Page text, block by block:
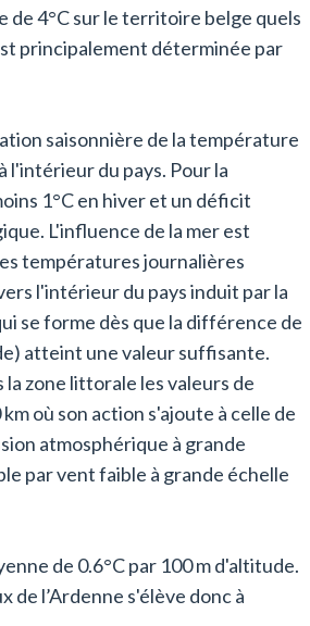
de 4°C sur le territoire belge quels
principalement déterminée par
saisonnière de la température
l'intérieur du pays. Pour la
1°C en hiver et un déficit
L'influence de la mer est
températures journalières
l'intérieur du pays induit par la
se forme dès que la différence de
atteint une valeur suffisante.
zone littorale les valeurs de
où son action s'ajoute à celle de
atmosphérique à grande
par vent faible à grande échelle
de 0.6°C par 100 m d'altitude.
l’Ardenne s'élève donc à